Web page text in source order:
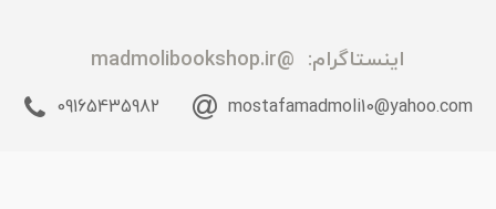
اینستاگرام: @madmolibookshop.ir
mostafamadmoli10@yahoo.com
09165435982